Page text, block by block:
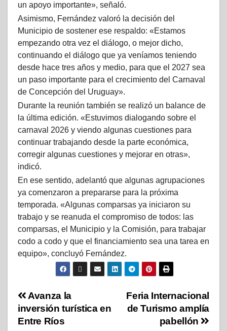
un apoyo importante», señaló.
Asimismo, Fernández valoró la decisión del
Municipio de sostener ese respaldo: «Estamos
empezando otra vez el diálogo, o mejor dicho,
continuando el diálogo que ya veníamos teniendo
desde hace tres años y medio, para que el 2027 sea
un paso importante para el crecimiento del Carnaval
de Concepción del Uruguay».
Durante la reunión también se realizó un balance de
la última edición. «Estuvimos dialogando sobre el
carnaval 2026 y viendo algunas cuestiones para
continuar trabajando desde la parte económica,
corregir algunas cuestiones y mejorar en otras»,
indicó.
En ese sentido, adelantó que algunas agrupaciones
ya comenzaron a prepararse para la próxima
temporada. «Algunas comparsas ya iniciaron su
trabajo y se reanuda el compromiso de todos: las
comparsas, el Municipio y la Comisión, para trabajar
codo a codo y que el financiamiento sea una tarea en
equipo», concluyó Fernández.
Feria Internacional
de Turismo amplía
pabellón
Avanza la
inversión turística en
Entre Ríos